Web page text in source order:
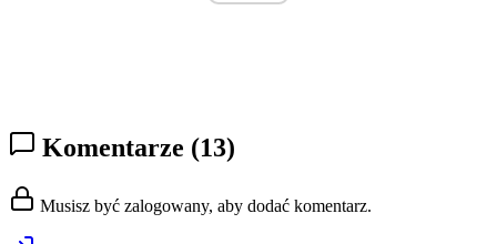
Komentarze (13)
Musisz być zalogowany, aby dodać komentarz.